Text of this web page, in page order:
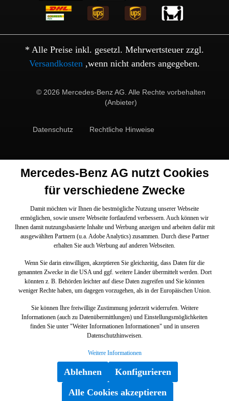
* Alle Preise inkl. gesetzl. Mehrwertsteuer zzgl.
Versandkosten ,wenn nicht anders angegeben.
© 2026 Mercedes-Benz AG. Alle Rechte vorbehalten
(Anbieter)
Datenschutz Rechtliche Hinweise
Mercedes-Benz AG nutzt Cookies
für verschiedene Zwecke
Damit möchten wir Ihnen die bestmögliche Nutzung unserer Webseite
ermöglichen, sowie unsere Webseite fortlaufend verbessern. Auch können wir
Ihnen damit nutzungsbasierte Inhalte und Werbung anzeigen und arbeiten dafür mit
ausgewählten Partnern (u.a. Adobe Analytics) zusammen. Durch diese Partner
erhalten Sie auch Werbung auf anderen Webseiten.
Wenn Sie darin einwilligen, akzeptieren Sie gleichzeitig, dass Daten für die
genannten Zwecke in die USA und ggf. weitere Länder übermittelt werden. Dort
könnten z. B. Behörden leichter auf diese Daten zugreifen und Sie könnten
weniger Rechte haben, um dagegen vorzugehen, als in der Europäischen Union.
Sie können Ihre freiwillige Zustimmung jederzeit widerrufen. Weitere
Informationen (auch zu Datenübermittlungen) und Einstellungsmöglichkeiten
finden Sie unter "Weiter Informationen Informationen" und in unseren
Datenschutzhinweisen.
Weitere Informationen
Ablehnen
Konfigurieren
Alle Cookies akzeptieren